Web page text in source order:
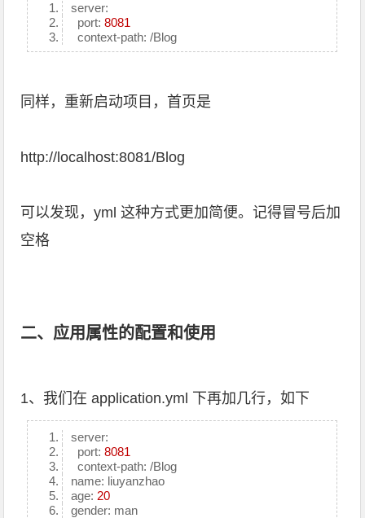
server:
port:8081
context-path: /Blog
同样，重新启动项目，首页是
http://localhost:8081/Blog
可以发现，yml 这种方式更加简便。记得冒号后加
空格
二、应用属性的配置和使用
1、我们在 application.yml 下再加几行，如下
server:
port:8081
context-path: /Blog
name: liuyanzhao
age: 20
gender: man